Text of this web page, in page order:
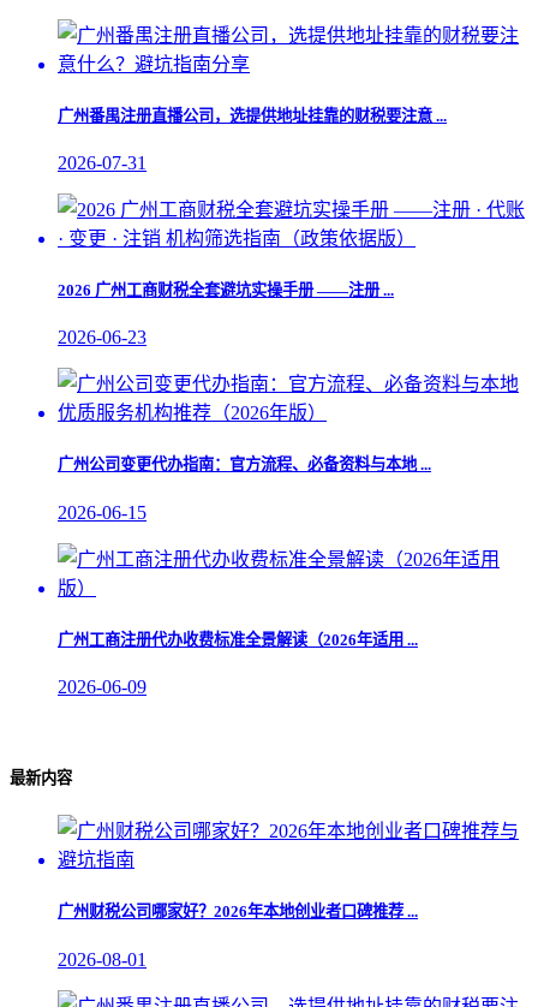
广州番禺注册直播公司，选提供地址挂靠的财税要注意 ...
2026-07-31
2026 广州工商财税全套避坑实操手册 ——注册 ...
2026-06-23
​广州公司变更代办指南：官方流程、必备资料与本地 ...
2026-06-15
广州工商注册代办收费标准全景解读（2026年适用 ...
2026-06-09
最新内容
广州财税公司哪家好？2026年本地创业者口碑推荐 ...
2026-08-01